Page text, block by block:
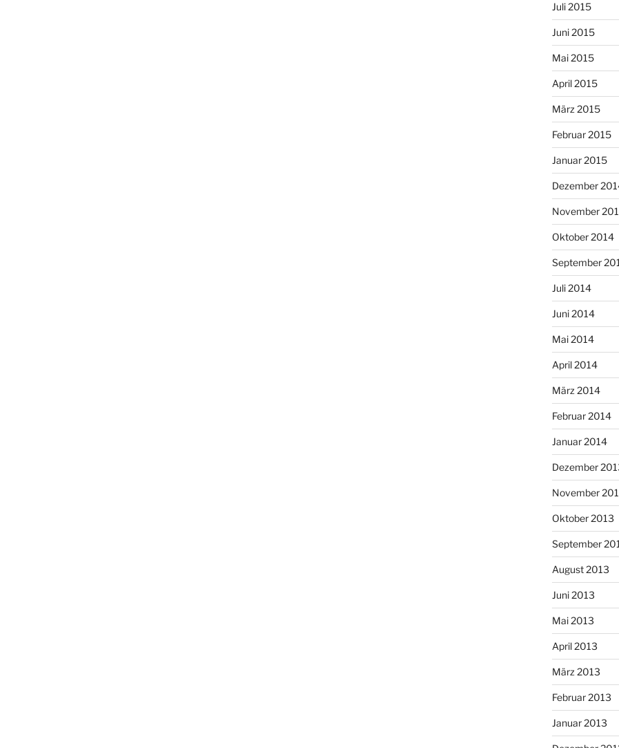
Juli 2015
Juni 2015
Mai 2015
April 2015
März 2015
Februar 2015
Januar 2015
Dezember
November
Oktober 2014
September
Juli 2014
Juni 2014
Mai 2014
April 2014
März 2014
Februar 2014
Januar 2014
Dezember
November
Oktober 2013
September
August 2013
Juni 2013
Mai 2013
April 2013
März 2013
Februar 2013
Januar 2013